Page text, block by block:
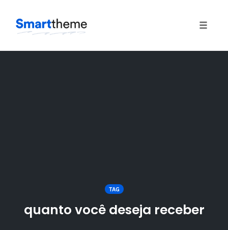
TAG
quanto você deseja receber